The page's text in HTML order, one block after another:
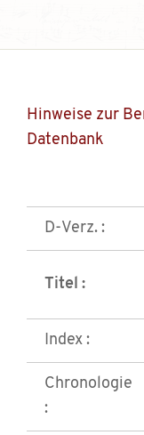
Hinweise zur
Datenbank
D-Verz. :
Titel :
Index :
Chronologie
: